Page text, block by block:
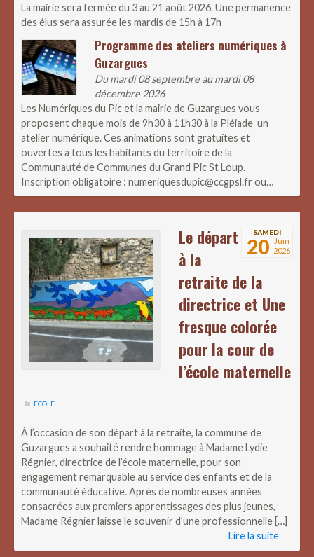
La mairie sera fermée du 3 au 21 août 2026. Une permanence
des élus sera assurée les mardis de 15h à 17h
Programme des ateliers numériques à
Guzargues
Du mardi 08 septembre au mardi 08
décembre 2026
Les Numériques du Pic et la mairie de Guzargues vous
proposent chaque mois de 9h30 à 11h30 à la Pléiade un
atelier numérique. Ces animations sont gratuites et
ouvertes à tous les habitants du territoire de la
Communauté de Communes du Grand Pic St Loup.
Inscription obligatoire : numeriquesdupic@ccgpsl.fr ou…
SAMEDI
20
Juin
2026
Le départ
à la
retraite de la
directrice et Une
fresque colorée
pour la cour de
l’école maternelle
ECOLE
À l’occasion de son départ à la retraite, la commune de
Guzargues a souhaité rendre hommage à Madame Lydie
Régnier, directrice de l’école maternelle, pour son
engagement remarquable au service des enfants et de la
communauté éducative. Après de nombreuses années
consacrées aux premiers apprentissages des plus jeunes,
Madame Régnier laisse le souvenir d’une professionnelle […]
Lire la suite